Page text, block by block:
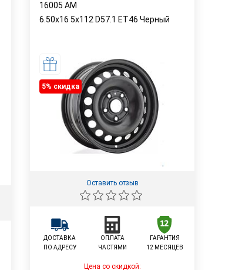
16005 AM
6.50x16 5x112 D57.1 ET46 Черный
5% cкидка
Оставить отзыв
ДОСТАВКА
ПО АДРЕСУ
ОПЛАТА
ЧАСТЯМИ
ГАРАНТИЯ
12 МЕСЯЦЕВ
Цена со скидкой: